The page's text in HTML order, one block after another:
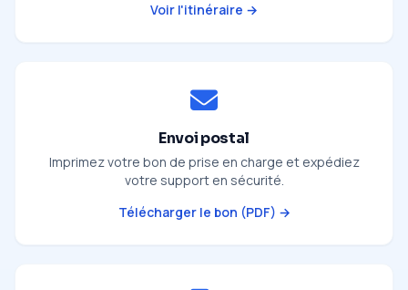
Voir l'itinéraire →
Envoi postal
Imprimez votre bon de prise en charge et expédiez
votre support en sécurité.
Télécharger le bon (PDF) →